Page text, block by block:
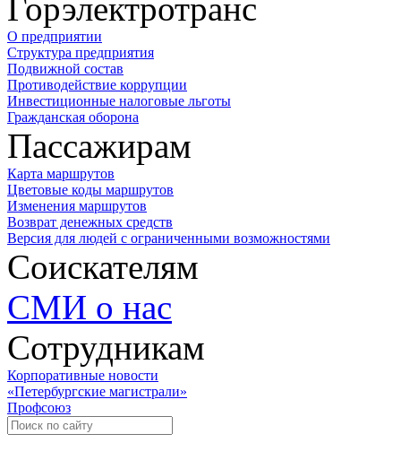
Горэлектротранс
О предприятии
Структура предприятия
Подвижной состав
Противодействие коррупции
Инвестиционные налоговые льготы
Гражданская оборона
Пассажирам
Карта маршрутов
Цветовые коды маршрутов
Изменения маршрутов
Возврат денежных средств
Версия для людей с ограниченными возможностями
Соискателям
СМИ о нас
Сотрудникам
Корпоративные новости
«Петербургские магистрали»
Профсоюз